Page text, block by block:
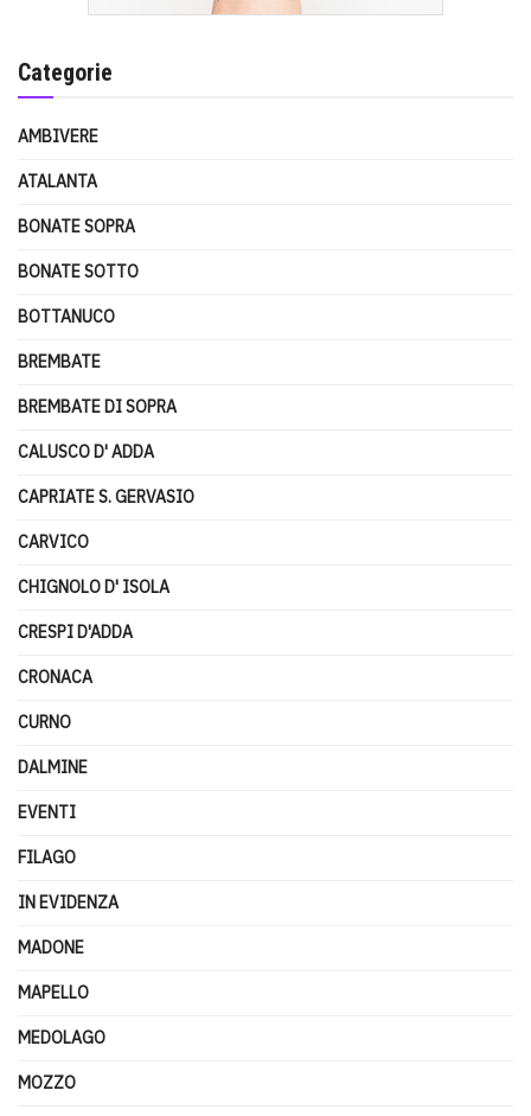
Categorie
AMBIVERE
ATALANTA
BONATE SOPRA
BONATE SOTTO
BOTTANUCO
BREMBATE
BREMBATE DI SOPRA
CALUSCO D' ADDA
CAPRIATE S. GERVASIO
CARVICO
CHIGNOLO D' ISOLA
CRESPI D'ADDA
CRONACA
CURNO
DALMINE
EVENTI
FILAGO
IN EVIDENZA
MADONE
MAPELLO
MEDOLAGO
MOZZO